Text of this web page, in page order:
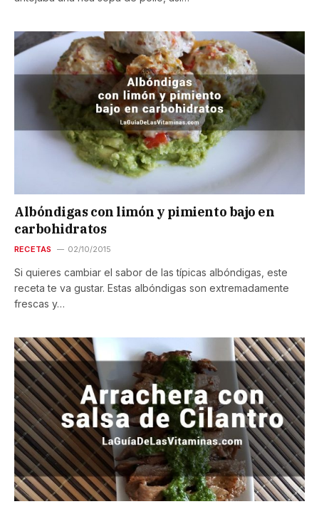
Albóndigas con limón y pimiento bajo en
carbohidratos
RECETAS 02/10/2015
Si quieres cambiar el sabor de las típicas albóndigas, este
receta te va gustar. Estas albóndigas son extremadamente
frescas y…